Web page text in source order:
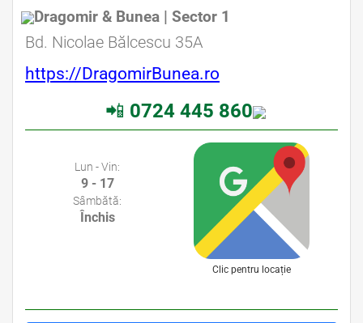
Dragomir & Bunea | Sector 1
Avocat Specializat în Drept Civil • Avocat Specializat în Dreptul Familiei
Bd. Nicolae Bălcescu 35A
https://DragomirBunea.ro
📲 0724 445 860
Lun - Vin:
9 - 17
Sâmbătă:
Închis
Clic pentru locație